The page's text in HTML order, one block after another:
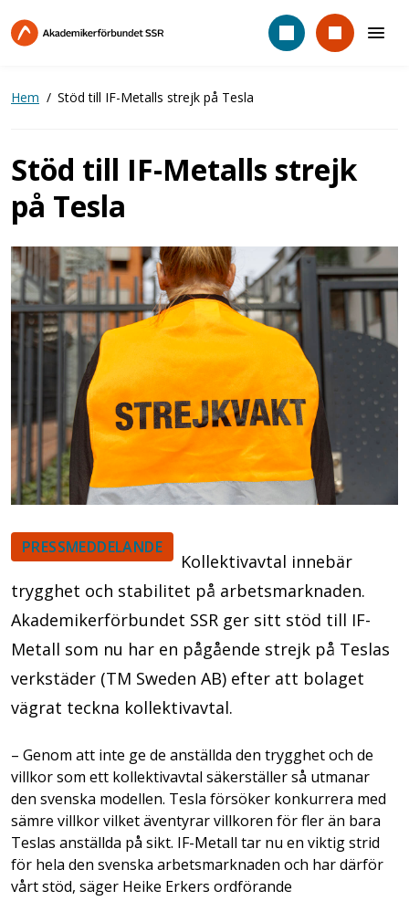
till
Hem Stöd till IF-Metalls strejk på Tesla
Stöd till IF-Metalls strejk
på Tesla
PRESSMEDDELANDE
Kollektivavtal innebär
trygghet och stabilitet på arbetsmarknaden.
Akademikerförbundet SSR ger sitt stöd till IF-
Metall som nu har en pågående strejk på Teslas
verkstäder (TM Sweden AB) efter att bolaget
vägrat teckna kollektivavtal.
– Genom att inte ge de anställda den trygghet och de
villkor som ett kollektivavtal säkerställer så utmanar
den svenska modellen. Tesla försöker konkurrera med
sämre villkor vilket äventyrar villkoren för fler än bara
Teslas anställda på sikt. IF-Metall tar nu en viktig strid
för hela den svenska arbetsmarknaden och har därför
vårt stöd, säger Heike Erkers ordförande